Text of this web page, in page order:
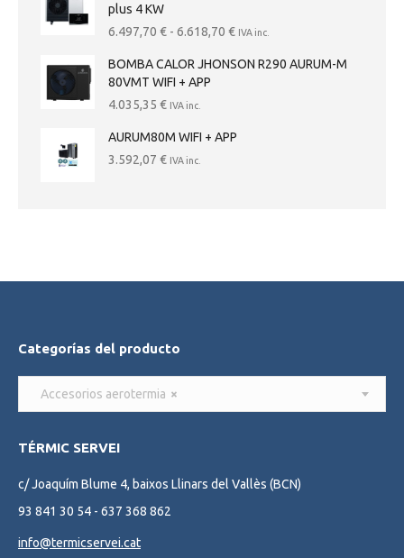
plus 4 KW
6.497,70 € - 6.618,70 €Rango
precios:
6.618,70 €
IVA inc.
BOMBA CALOR JHONSON R290 AURUM-M
80VMT WIFI + APP
4.035,35 € IVA inc.
AURUM80M WIFI + APP
3.592,07 € IVA inc.
Categorías del producto
×
Accesorios aerotermia
TÉRMIC SERVEI
c/ Joaquím Blume 4, baixos Llinars del Vallès (BCN)
93 841 30 54 - 637 368 862
info@termicservei.cat